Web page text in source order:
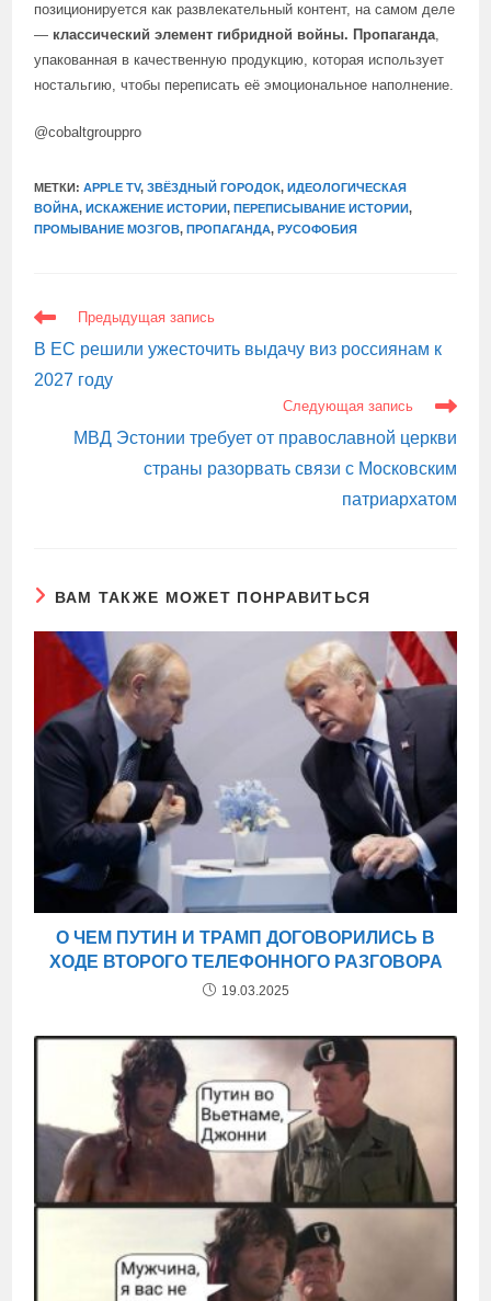
позиционируется как развлекательный контент, на самом деле
— классический элемент гибридной войны. Пропаганда,
упакованная в качественную продукцию, которая использует
ностальгию, чтобы переписать её эмоциональное наполнение.
@cobaltgrouppro
МЕТКИ:APPLE TV, ЗВЁЗДНЫЙ ГОРОДОК, ИДЕОЛОГИЧЕСКАЯ
ВОЙНА, ИСКАЖЕНИЕ ИСТОРИИ, ПЕРЕПИСЫВАНИЕ ИСТОРИИ,
ПРОМЫВАНИЕ МОЗГОВ, ПРОПАГАНДА, РУСОФОБИЯ
ЕЩЕ
СТАТЬИ
Предыдущая запись
В ЕС решили ужесточить выдачу виз россиянам к
2027 году
Следующая запись
МВД Эстонии требует от православной церкви
страны разорвать связи с Московским
патриархатом
ВАМ ТАКЖЕ МОЖЕТ ПОНРАВИТЬСЯ
О ЧЕМ ПУТИН И ТРАМП ДОГОВОРИЛИСЬ В
ХОДЕ ВТОРОГО ТЕЛЕФОННОГО РАЗГОВОРА
19.03.2025